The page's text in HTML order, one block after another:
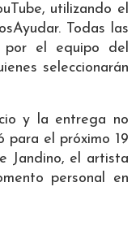
utilizando el
Todas las
por el equipo del
seleccionarán
y la entrega no
para el próximo 19
Jandino, el artista
personal en